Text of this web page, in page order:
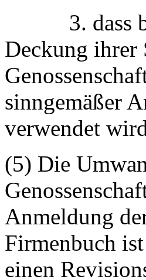
3. dass bei
Deckung ihrer
sinngemäßer
verwendet
(5) Die
Anmeldung
Firmenbuch
einen